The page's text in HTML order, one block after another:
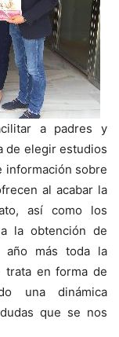
a padres y
de elegir estudios
información sobre
al acabar la
así como los
la obtención de
año más toda la
trata en forma de
una dinámica
que se nos